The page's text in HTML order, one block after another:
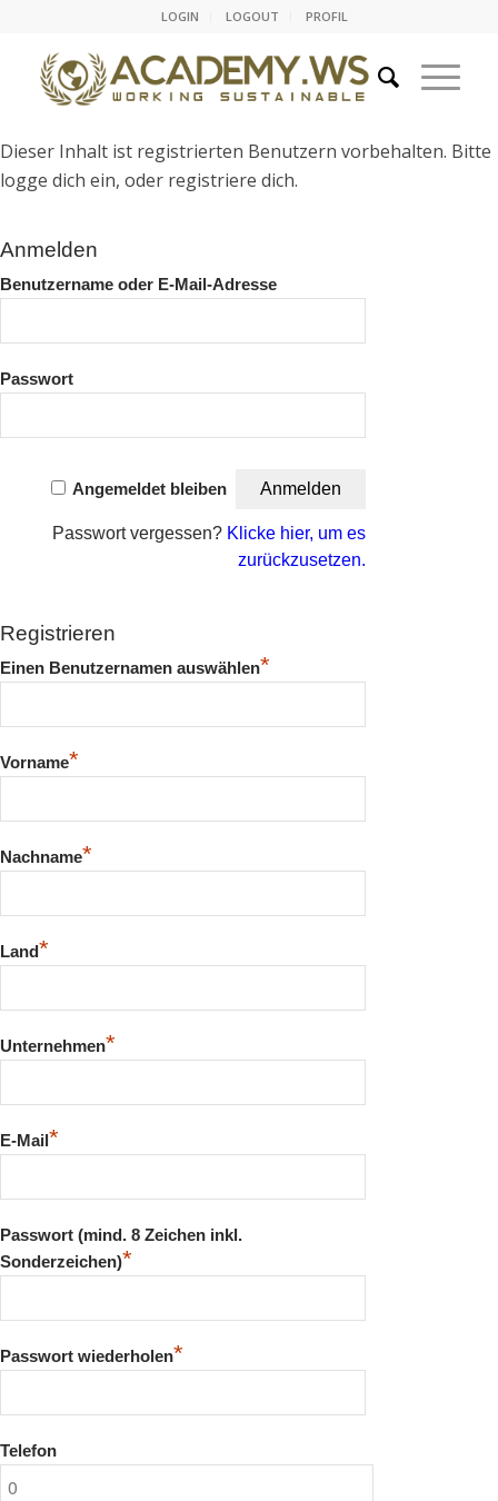
LOGIN LOGOUT PROFIL
Dieser Inhalt ist registrierten Benutzern vorbehalten. Bitte
logge dich ein, oder registriere dich.
Anmelden
Benutzername oder E-Mail-Adresse
Passwort
Angemeldet bleiben
Passwort vergessen? Klicke hier, um es
zurückzusetzen.
Registrieren
Einen Benutzernamen auswählen*
Vorname*
Nachname*
Land*
Unternehmen*
E-Mail*
Passwort (mind. 8 Zeichen inkl.
Sonderzeichen)*
Passwort wiederholen*
Telefon